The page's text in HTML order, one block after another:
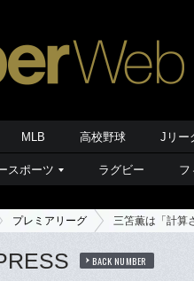
MLB 高校野球 Jリー
スポーツ ラグビー フ
プレミアリーグ 三笘薫は「計算
BACK NUMBER